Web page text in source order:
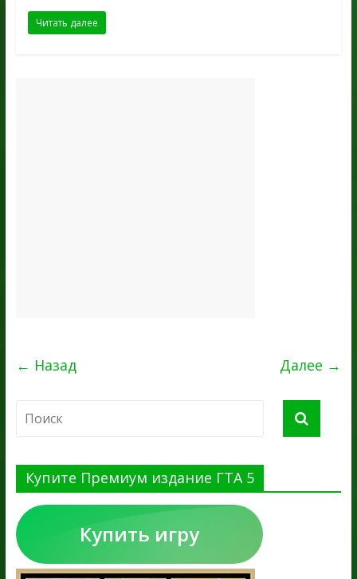
Читать далее
← Назад Далее →
Купите Премиум издание ГТА 5
Купить игру